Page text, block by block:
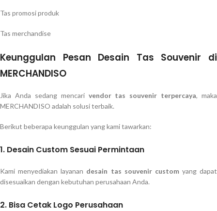
Tas promosi produk
Tas merchandise
Keunggulan Pesan Desain Tas Souvenir di
MERCHANDISO
Jika Anda sedang mencari vendor tas souvenir terpercaya, maka
MERCHANDISO adalah solusi terbaik.
Berikut beberapa keunggulan yang kami tawarkan:
1. Desain Custom Sesuai Permintaan
Kami menyediakan layanan desain tas souvenir customyang dapat
disesuaikan dengan kebutuhan perusahaan Anda.
2. Bisa Cetak Logo Perusahaan